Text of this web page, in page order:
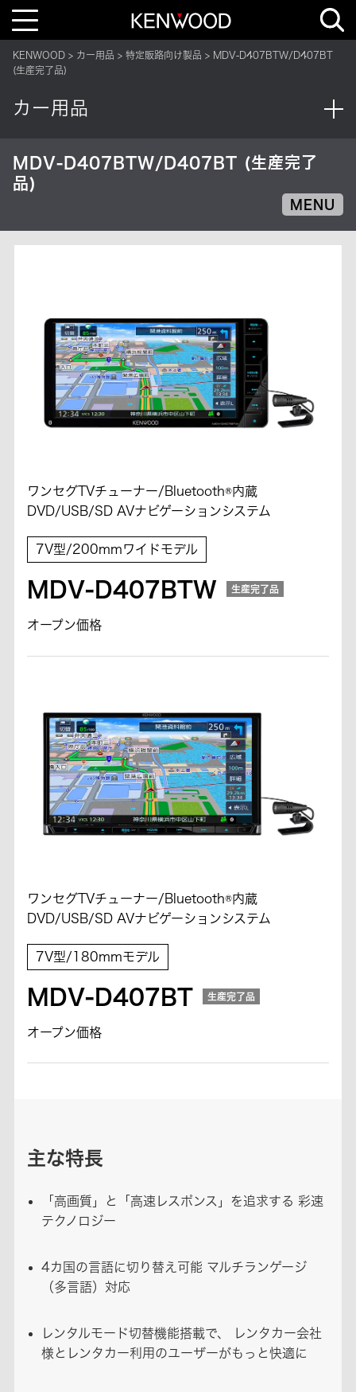
T
l
e
v
i
i
o
n
KENWOOD カー用品 特定販路向け製品
MDV-D407BTW/D407BT
(生産完了品)
カー用品
MDV-D407BTW/D407BT (生産完了
品)
MENU
ワンセグTVチューナー/Bluetooth®内蔵
DVD/USB/SD AVナビゲーションシステム
7V型/200mmワイドモデル
MDV-D407BTW 生産完了品
オープン価格
ワンセグTVチューナー/Bluetooth®内蔵
DVD/USB/SD AVナビゲーションシステム
7V型/180mmモデル
MDV-D407BT 生産完了品
オープン価格
主な特長
「高画質」と「高速レスポンス」を追求する 彩速
テクノロジー
4カ国の言語に切り替え可能 マルチランゲージ
（多言語）対応
レンタルモード切替機能搭載で、 レンタカー会社
様とレンタカー利用のユーザーがもっと快適に